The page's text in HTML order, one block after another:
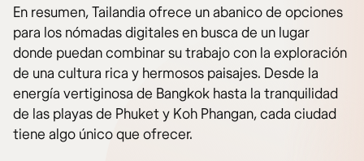
En resumen, Tailandia ofrece un abanico de opciones
para los nómadas digitales en busca de un lugar
donde puedan combinar su trabajo con la exploración
de una cultura rica y hermosos paisajes. Desde la
energía vertiginosa de Bangkok hasta la tranquilidad
de las playas de Phuket y Koh Phangan, cada ciudad
tiene algo único que ofrecer.